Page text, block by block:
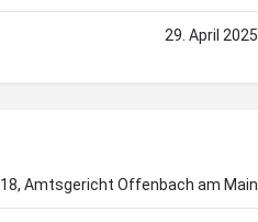
29. April 2025
Amtsgericht Offenbach am Main